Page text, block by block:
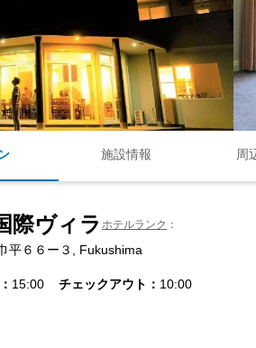
施設情報 周
際ヴィラ ホテルランク
平６６ー３, Fukushima
15:00 チェックアウト 10:00